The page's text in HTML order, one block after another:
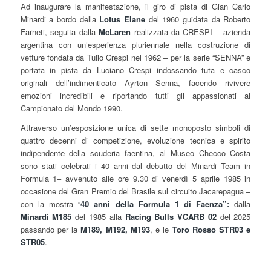
Ad inaugurare la manifestazione, il giro di pista di Gian Carlo
Minardi a bordo della Lotus Elane del 1960 guidata da Roberto
Farneti, seguita dallaMcLaren realizzata da CRESPI – azienda
argentina con un’esperienza pluriennale nella costruzione di
vetture fondata da Tulio Crespi nel 1962 – per la serie “SENNA” e
portata in pista da Luciano Crespi indossando tuta e casco
originali dell’indimenticato Ayrton Senna, facendo rivivere
emozioni incredibili e riportando tutti gli appassionati al
Campionato del Mondo 1990.
Attraverso un’esposizione unica di sette monoposto simboli di
quattro decenni di competizione, evoluzione tecnica e spirito
indipendente della scuderia faentina, al Museo Checco Costa
sono stati celebrati i 40 anni dal debutto del Minardi Team in
Formula 1– avvenuto alle ore 9.30 di venerdì 5 aprile 1985 in
occasione del Gran Premio del Brasile sul circuito Jacarepagua –
con la mostra “40 anni della Formula 1 di Faenza”:dalla
Minardi M185 del 1985 alla Racing Bulls VCARB 02del 2025
passando per laM189, M192, M193, e le Toro Rosso STR03 e
STR05.